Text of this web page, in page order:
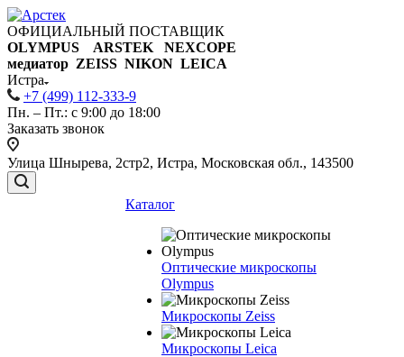
ОФИЦИАЛЬНЫЙ ПОСТАВЩИК
OLYMPUS ARSTEK NEXCOPE
медиатор ZEISS NIKON LEICA
Истра
+7 (499) 112-333-9
Пн. – Пт.: с 9:00 до 18:00
Заказать звонок
Улица Шнырева, 2стр2, Истра, Московская обл., 143500
Каталог
Оптические микроскопы
Olympus
Микроскопы Zeiss
Микроскопы Leica